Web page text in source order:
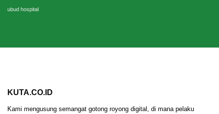
ubud hospital
KUTA.CO.ID
Kami mengusung semangat gotong royong digital, di mana pelaku